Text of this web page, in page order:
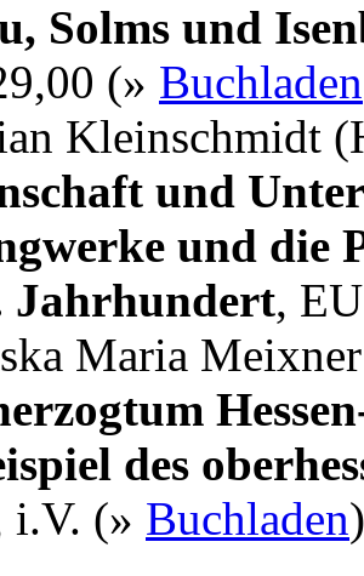
Solms und
(» Buchladen
Kleinschmidt
und
und die
Jahrhundert,
Maria
des
i.V. (» Buchladen)